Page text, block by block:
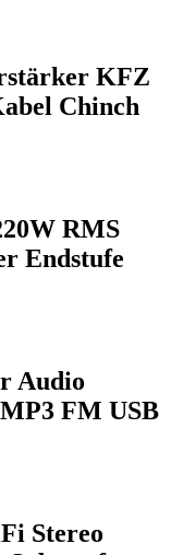
KFZ
Chinch
RMS
Endstufe
Audio
FM USB
Stereo